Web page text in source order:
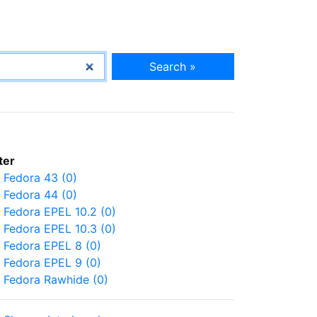
Search »
Fedora 43 (0)
Fedora 44 (0)
Fedora EPEL 10.2 (0)
Fedora EPEL 10.3 (0)
Fedora EPEL 8 (0)
Fedora EPEL 9 (0)
Fedora Rawhide (0)